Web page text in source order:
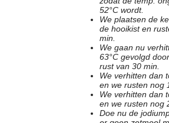
52°C wordt.
We plaatsen de
de hooikist en
min.
We gaan nu
63°C gevolgd
rust van 30 min.
We verhitten dan
en we rusten nog
We verhitten dan
en we rusten nog
Doe nu de
- Professioneel
- Biersommeliers
Recepten
Contact